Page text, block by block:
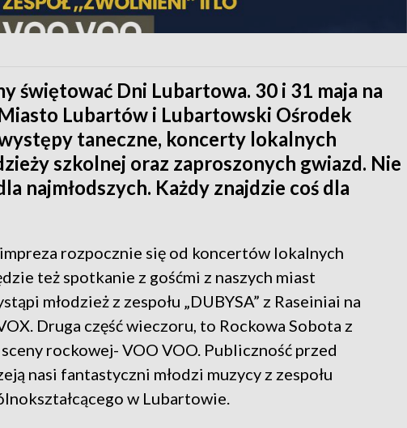
świętować Dni Lubartowa. 30 i 31 maja na
Lubartów i Lubartowski Ośrodek
taneczne, koncerty lokalnych
szkolnej oraz zaproszonych gwiazd. Nie
najmłodszych. Każdy znajdzie coś dla
rozpocznie się od koncertów lokalnych
też spotkanie z gośćmi z naszych miast
młodzież z zespołu „DUBYSA” z Raseiniai na
Druga część wieczoru, to Rockowa Sobota z
rockowej- VOO VOO. Publiczność przed
nasi fantastyczni młodzi muzycy z zespołu
w Lubartowie.